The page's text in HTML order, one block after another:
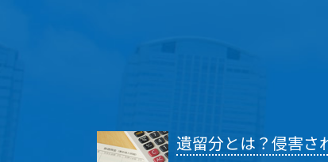
遺留分とは？侵害さ